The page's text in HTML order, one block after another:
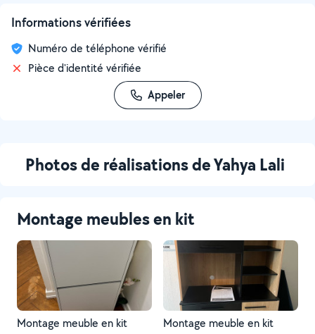
Informations vérifiées
Numéro de téléphone vérifié
Pièce d'identité vérifiée
Appeler
Photos de réalisations de Yahya Lali
Montage meubles en kit
Montage meuble en kit Montage meuble en kit